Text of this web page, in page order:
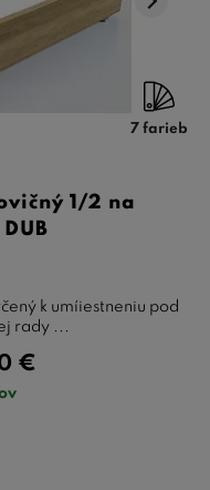
7 farieb
1/2 na
k umíiestneniu pod
rady ...
€